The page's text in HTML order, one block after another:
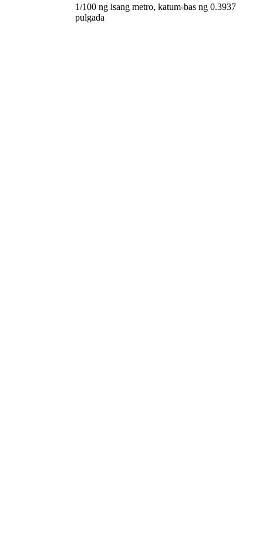
1/100 ng isang metro, katum-bas ng 0.3937
pulgada